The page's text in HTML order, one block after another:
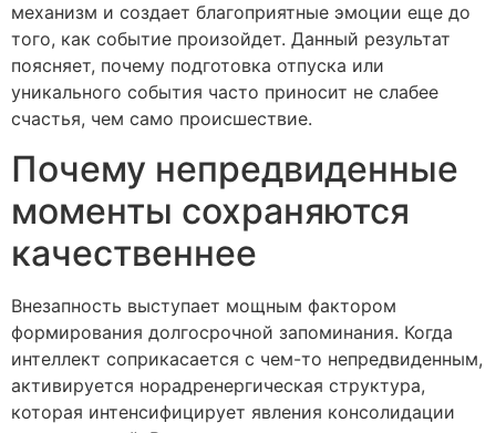
механизм и создает благоприятные эмоции еще до
того, как событие произойдет. Данный результат
поясняет, почему подготовка отпуска или
уникального события часто приносит не слабее
счастья, чем само происшествие.
Почему непредвиденные
моменты сохраняются
качественнее
Внезапность выступает мощным фактором
формирования долгосрочной запоминания. Когда
интеллект соприкасается с чем-то непредвиденным,
активируется норадренергическая структура,
которая интенсифицирует явления консолидации